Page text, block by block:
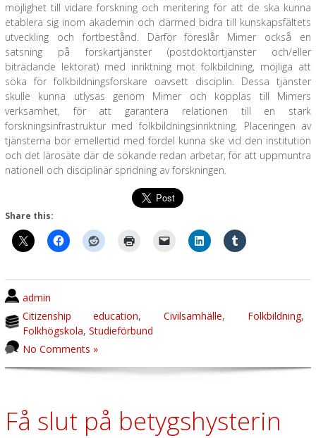
möjlighet till vidare forskning och meritering för att de ska kunna
etablera sig inom akademin och därmed bidra till kunskapsfältets
utveckling och fortbestånd. Därför föreslår Mimer också en
satsning på forskartjänster (postdoktortjänster och/eller
biträdande lektorat) med inriktning mot folkbildning, möjliga att
söka för folkbildningsforskare oavsett disciplin. Dessa tjänster
skulle kunna utlysas genom Mimer och kopplas till Mimers
verksamhet, för att garantera relationen till en stark
forskningsinfrastruktur med folkbildningsinriktning. Placeringen av
tjänsterna bör emellertid med fördel kunna ske vid den institution
och det lärosäte där de sökande redan arbetar, för att uppmuntra
nationell och disciplinär spridning av forskningen.
Share this:
admin
Citizenship education,Civilsamhälle, Folkbildning,
Folkhögskola, Studieförbund
No Comments »
Få slut på betygshysterin